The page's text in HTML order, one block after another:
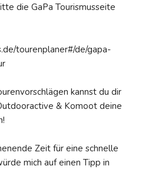
die GaPa Tourismusseite
tourenplaner#/de/gapa-
kannst du dir
& Komoot deine
Zeit für eine schnelle
mich auf einen Tipp in